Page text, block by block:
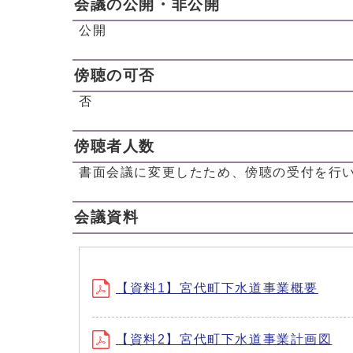
会議の公開・非公開
公開
傍聴の可否
否
傍聴者人数
書面会議に変更したため、傍聴の受付を行
会議資料
【資料1】宮代町下水道事業概要
【資料2】宮代町下水道事業計画図